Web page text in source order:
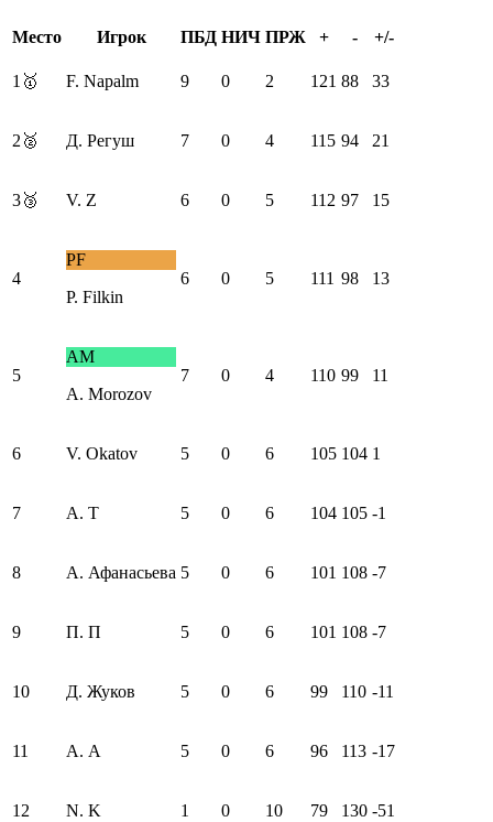
Место Игрок ПБД НИЧ ПРЖ + - +/-
1 🥇 F. Napalm 9 0 2 121 88 33
2 🥈 Д. Регуш 7 0 4 115 94 21
3🥉 V. Z 6 0 5 112 97 15
4
PF
P. Filkin
6 0 5 111 98 13
5
AM
A. Morozov
7 0 4 110 99 11
6 V. Okatov 5 0 6 105 104 1
7 A. T 5 0 6 104 105 -1
8 А. Афанасьева 5 0 6 101 108 -7
9 П. П 5 0 6 101 108 -7
10 Д. Жуков 5 0 6 99 110 -11
11 A. А 5 0 6 96 113 -17
12 N. K 1 0 10 79 130 -51